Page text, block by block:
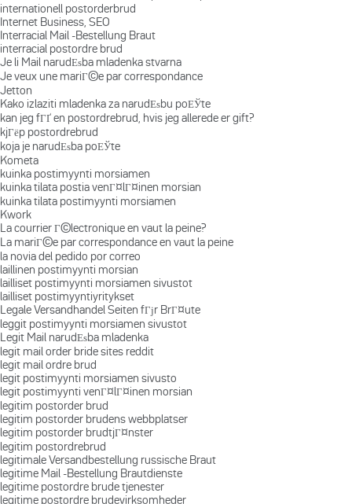
internationell postorderbrud
Internet Business, SEO
Interracial Mail -Bestellung Braut
interracial postordre brud
Je li Mail narudЕѕba mladenka stvarna
Je veux une mariГ©e par correspondance
Jetton
Kako izlaziti mladenka za narudЕѕbu poЕЎte
kan jeg fГҐ en postordrebrud, hvis jeg allerede er gift?
kjГёp postordrebrud
koja je narudЕѕba poЕЎte
Kometa
kuinka postimyynti morsiamen
kuinka tilata postia venГ¤lГ¤inen morsian
kuinka tilata postimyynti morsiamen
Kwork
La courrier Г©lectronique en vaut la peine?
La mariГ©e par correspondance en vaut la peine
la novia del pedido por correo
laillinen postimyynti morsian
lailliset postimyynti morsiamen sivustot
lailliset postimyyntiyritykset
Legale Versandhandel Seiten fГјr BrГ¤ute
leggit postimyynti morsiamen sivustot
Legit Mail narudЕѕba mladenka
legit mail order bride sites reddit
legit mail ordre brud
legit postimyynti morsiamen sivusto
legit postimyynti venГ¤lГ¤inen morsian
legitim postorder brud
legitim postorder brudens webbplatser
legitim postorder brudtjГ¤nster
legitim postordrebrud
legitimale Versandbestellung russische Braut
legitime Mail -Bestellung Brautdienste
legitime postordre brude tjenester
legitime postordre brudevirksomheder